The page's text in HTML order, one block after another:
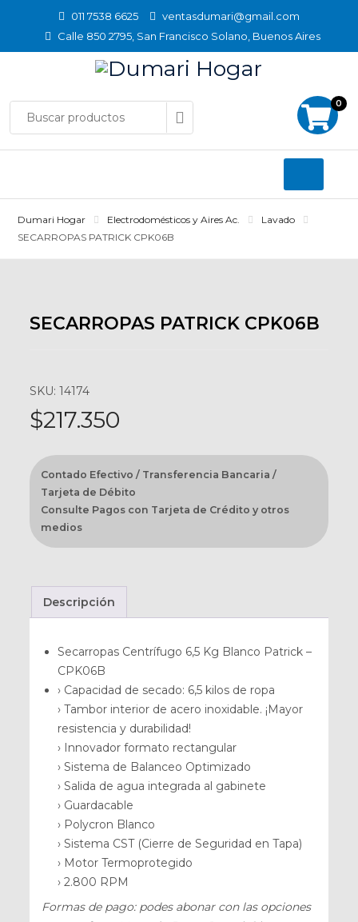
011 7538 6625
ventasdumari@gmail.com
Calle 850 2795, San Francisco Solano, Buenos Aires
0
Dumari Hogar Electrodomésticos y Aires Ac.
Lavado
SECARROPAS PATRICK CPK06B
SECARROPAS PATRICK CPK06B
SKU: 14174
$217.350
Contado Efectivo / Transferencia Bancaria /
Tarjeta de Débito
Consulte Pagos con Tarjeta de Crédito y otros
medios
Descripción
Secarropas Centrífugo 6,5 Kg Blanco Patrick –
CPK06B
› Capacidad de secado: 6,5 kilos de ropa
› Tambor interior de acero inoxidable. ¡Mayor
resistencia y durabilidad!
› Innovador formato rectangular
› Sistema de Balanceo Optimizado
› Salida de agua integrada al gabinete
› Guardacable
› Polycron Blanco
› Sistema CST (Cierre de Seguridad en Tapa)
› Motor Termoprotegido
› 2.800 RPM
Formas de pago: podes abonar con las opciones